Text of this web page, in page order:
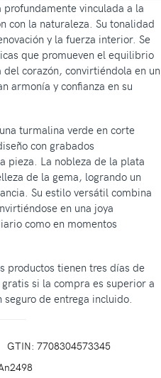
vinculada a la
con la naturaleza. Su tonalidad
y la fuerza interior. Se
que promueven el equilibrio
corazón, convirtiéndola en un
armonía y confianza en su
turmalina verde en corte
con grabados
pieza. La nobleza de la plata
de la gema, logrando un
Su estilo versátil combina
en una joya
como en momentos
productos tienen tres días de
si la compra es superior a
de entrega incluido.
GTIN: 7708304573345